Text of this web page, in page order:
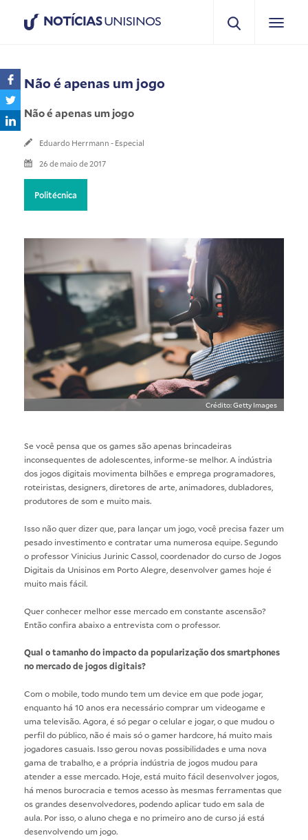
NOTÍCIASUNISINOS
Não é apenas um jogo
Não é apenas um jogo
Eduardo Herrmann - Especial
26 de maio de 2017
Politécnica
Crédito: Getty Images
Se você pensa que os games são apenas brincadeiras
inconsequentes de adolescentes, informe-se melhor. A indústria
dos jogos digitais movimenta bilhões e emprega programadores,
roteiristas, designers, diretores de arte, animadores, dubladores,
produtores de som e muito mais.
Isso não quer dizer que, para lançar um jogo, você precisa fazer um
pesado investimento e contratar uma numerosa equipe. Segundo
o professor Vinicius Jurinic Cassol, coordenador do curso de Jogos
Digitaisda Unisinos em Porto Alegre, desenvolver games hoje é
muito mais fácil.
Quer conhecer melhor esse mercado em constante ascensão?
Então confira abaixo a entrevista com o professor.
Qual o tamanho do impacto da popularização dos smartphones
no mercado de jogos digitais?
Com o mobile, todo mundo tem um device em que pode jogar,
enquanto há 10 anos era necessário comprar um videogame e
uma televisão. Agora, é só pegar o celular e jogar, o que mudou o
perfil do público, não é mais só o gamer hardcore, há muito mais
jogadores casuais. Isso gerou novas possibilidades e uma nova
gama de trabalho, e a própria indústria de jogos mudou para
atender a esse mercado. Hoje, está muito fácil desenvolver jogos,
há menos burocracia e temos acesso às mesmas ferramentas que
os grandes desenvolvedores, podendo aplicar tudo em sala de
aula. Por isso, o aluno chega e no primeiro ano de curso já está
desenvolvendo um jogo.